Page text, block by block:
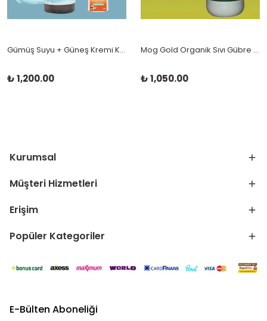
Gümüş Suyu + Güneş Kremi Kampanyası
₺ 1,200.00
Mog Gold Organik Sıvı Gübre 1 Lt
₺ 1,050.00
Kurumsal
Müşteri Hizmetleri
Erişim
Popüler Kategoriler
E-Bülten Aboneliği